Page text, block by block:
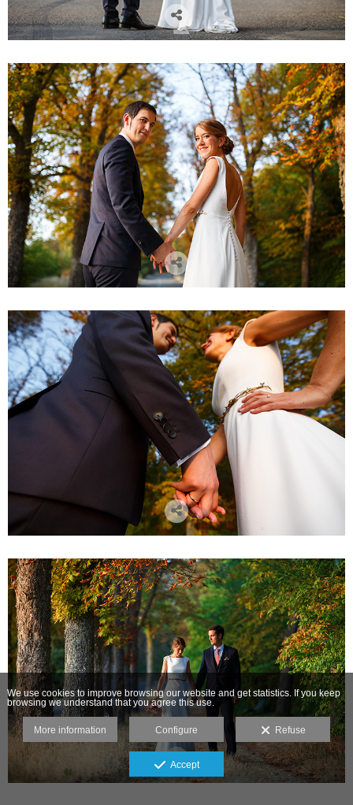
We use cookies to improve browsing our website and get statistics. If you keep
browsing we understand that you agree this use.
More information Configure Refuse
Accept